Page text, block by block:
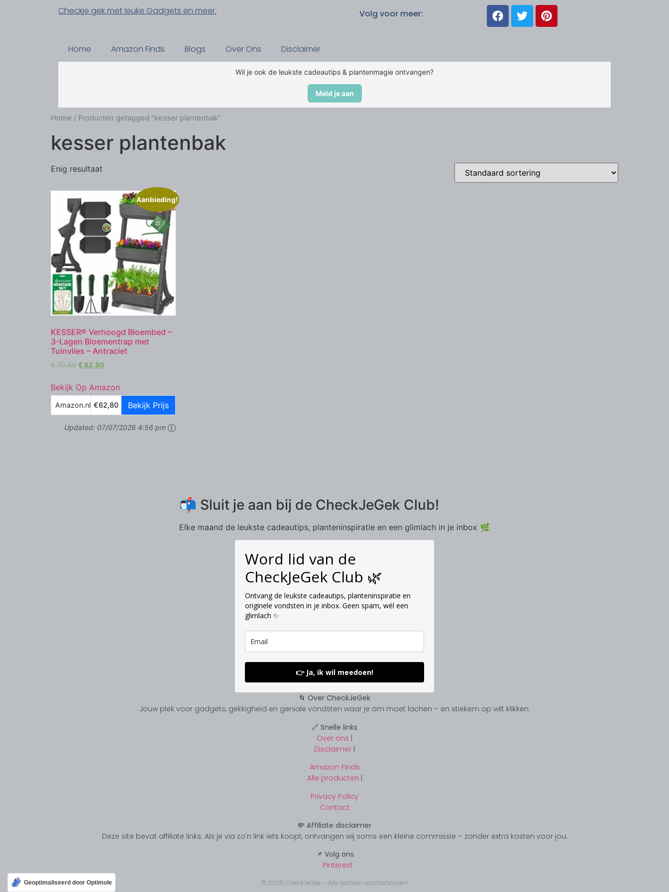
Checkje gek met leuke Gadgets en meer. Volg voor meer:
Home Amazon Finds Blogs Over Ons Disclaimer
Wil je ook de leukste cadeautips & plantenmagie ontvangen?
Meld je aan
Home / Producten getagged “kesser plantenbak”
kesser plantenbak
Enig resultaat
Aanbieding!
KESSER® Verhoogd Bloembed –
3-Lagen Bloementrap met
Tuinvlies – Antraciet
€70,80 €62,80
Bekijk Op Amazon
Amazon.nl €62,80 Bekijk Prijs
Updated: 07/07/2026 4:56 pm
📬 Sluit je aan bij de CheckJeGek Club!
Elke maand de leukste cadeautips, planteninspiratie en een glimlach in je inbox 🌿
Word lid van de
CheckJeGek Club 🌿
Ontvang de leukste cadeautips, planteninspiratie en
originele vondsten in je inbox. Geen spam, wél een
glimlach ✨
👉 Ja, ik wil meedoen!
🌀 Over CheckJeGek
Jouw plek voor gadgets, gekkigheid en geniale vondsten waar je om moet lachen – en stiekem op wilt klikken.
🔗 Snelle links
Over ons |
Disclaimer |
Amazon Finds
Alle producten
Privacy Policy
Contact
💸 Affiliate disclaimer
Deze site bevat affiliate links. Als je via zo’n link iets koopt, ontvangen wij soms een kleine commissie – zonder extra kosten voor jou.
📌 Volg ons
Pinterest
© 2025 CheckJeGek – Alle rechten voorbehouden
Geoptimaliseerd door Optimole